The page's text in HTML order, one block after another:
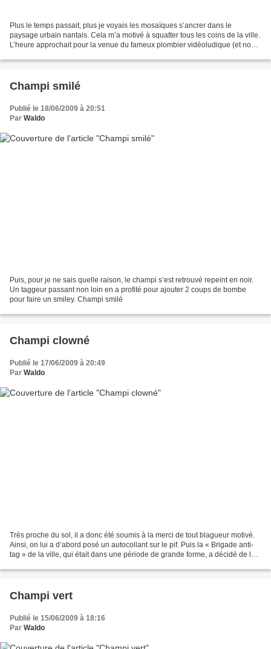
Plus le temps passait, plus je voyais les mosaïques s’ancrer dans le
paysage urbain nantais. Cela m’a motivé à squatter tous les coins de la ville.
L’heure approchait pour la venue du fameux plombier vidéoludique (et non
Champi smilé
Publié le 18/06/2009 à 20:51
Par Waldo
Puis, pour je ne sais quelle raison, le champi s’est retrouvé repeint en noir.
Un taggeur passant non loin en a profité pour ajouter 2 coups de bombe
pour faire un smiley. Champi smilé
Champi clowné
Publié le 17/06/2009 à 20:49
Par Waldo
Très proche du sol, il a donc été soumis à la merci de tout blagueur motivé.
Ainsi, on lui a d’abord posé un autocollant sur le pif. Puis la « Brigade anti-
tag » de la ville, qui était dans une période de grande forme, a décidé de le
Champi vert
Publié le 15/06/2009 à 18:16
Par Waldo